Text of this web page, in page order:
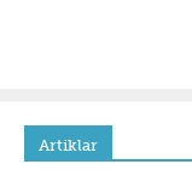
Artiklar